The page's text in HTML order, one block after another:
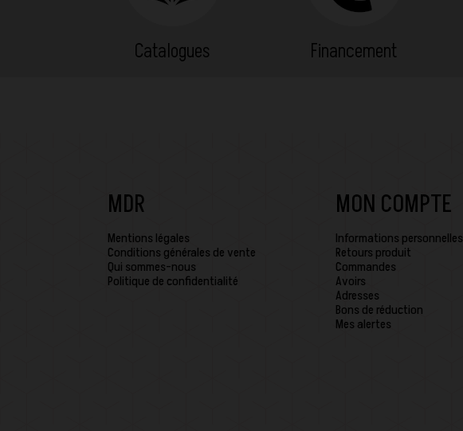
Catalogues Financement
MDR
Mentions légales
Conditions générales de vente
Qui sommes-nous
Politique de confidentialité
MON COMPTE
Informations personnelles
Retours produit
Commandes
Avoirs
Adresses
Bons de réduction
Mes alertes